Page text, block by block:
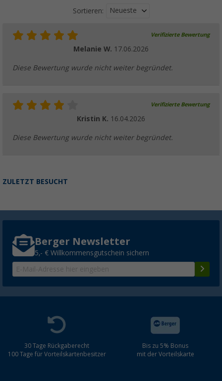
Sortieren: Neueste
Verifizierte Bewertung
Melanie W. 17.06.2026
Diese Bewertung wurde nicht weiter begründet.
Verifizierte Bewertung
Kristin K. 16.04.2026
Diese Bewertung wurde nicht weiter begründet.
ZULETZT BESUCHT
Berger Newsletter
5,- € Willkommensgutschein sichern
30 Tage Rückgaberecht
100 Tage für Vorteilskartenbesitzer
Bis zu 5% Bonus
mit der Vorteilskarte